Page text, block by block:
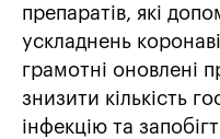
препаратів, які
ускладнень
грамотні оновлені
знизити кількість
інфекцію та